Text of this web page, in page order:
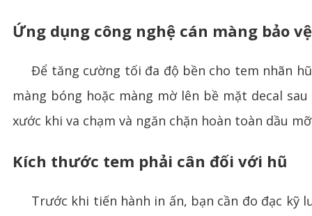
Ứng dụng công nghệ cán màng bảo vệ
Để tăng cường tối đa độ bền cho tem nhãn
màng bóng hoặc màng mờ lên bề mặt decal
xước khi va chạm và ngăn chặn hoàn toàn dầu
Kích thước tem phải cân đối với hũ
Trước khi tiến hành in ấn, bạn cần đo đạc kỹ